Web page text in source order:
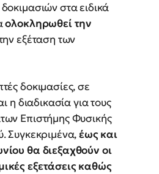
στα ειδικά
ολοκληρωθεί την
εξέταση των
δοκιμασίες, σε
η διαδικασία για τους
Επιστήμης Φυσικής
Συγκεκριμένα,έως και
θα διεξαχθούν οι
εξετάσεις καθώς